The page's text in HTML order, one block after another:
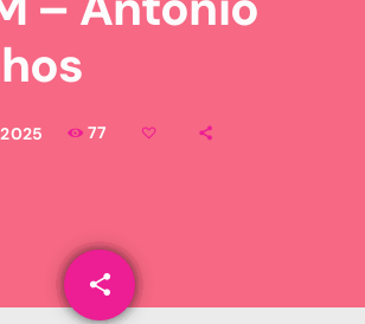
77
share
email